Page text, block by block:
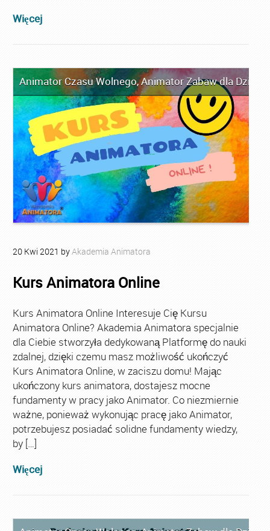
Więcej
Animator Czasu Wolnego,Animator Zabaw dla Dzieci
20 Kwi 2021 byAkademia Animatora
Kurs Animatora Online
Kurs Animatora Online Interesuje Cię Kursu
Animatora Online? Akademia Animatora specjalnie
dla Ciebie stworzyła dedykowaną Platformę do nauki
zdalnej, dzięki czemu masz możliwość ukończyć
Kurs Animatora Online, w zaciszu domu! Mając
ukończony kurs animatora, dostajesz mocne
fundamenty w pracy jako Animator. Co niezmiernie
ważne, ponieważ wykonując pracę jako Animator,
potrzebujesz posiadać solidne fundamenty wiedzy,
by […]
Więcej